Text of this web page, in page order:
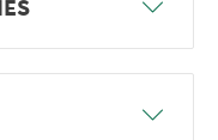
Ost